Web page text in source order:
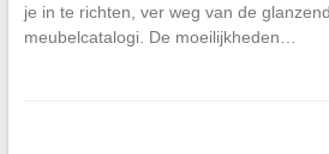
je in te richten, ver weg van de
meubelcatalogi. De moeilijkheden…